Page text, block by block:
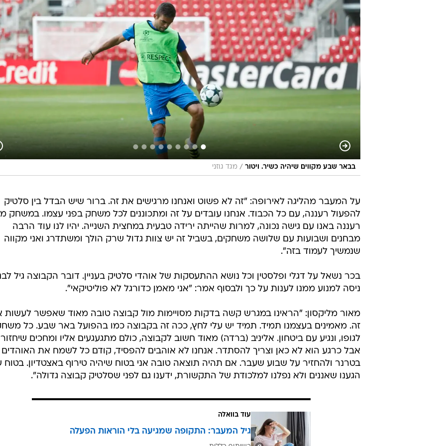
בבאר שבע מקווים שיהיה כשיר. ויטור / מגד גוזני
על המעבר מהליגה לאירופה: "זה לא פשוט ואנחנו מרגישים את זה. ברור שיש הבדל בין סלטיק
להפעול רעננה, עם כל הכבוד. אנחנו עובדים על זה ומתכוננים לכל משחק בפני עצמו. במשחק
רעננה באנו עם גישה נכונה, למרות שהייתה ירידה טבעית במחצית השנייה. יהיו לנו עוד הרבה
מבחנים ושבועות עם שלושה משחקים, בשביל זה יש צוות גדול שרק הולך ומשתדרג ואני מקווה
שנמשיך לעמוד בזה".
בכר נשאל על דגלי ופלסטין וכל נושא ההתעסקות של אוהדי סלטיק בעניין. דובר הקבוצה גיל
ניסה למנוע ממנו לענות על כך ולבסוף אמר: "אני מאמן כדורגל לא פוליטיקאי".
מאור מליקסון: "הראינו במגרש קשה בדקות מסויימות מול קבוצה טובה מאוד שאפשר לעשות
זה. מאמינים בעצמנו תמיד. תמיד יש עלי לחץ, ככה זה בקבוצה כמו בהפועל באר שבע. כל
לגופו, ונגיע עם ביטחון. אליניב (ברדה) מאוד חשוב לקבוצה, כולם מתגעגעים אליו ומחכים שיחזור
אבל כרגע הוא לא כאן וצריך להסתדר. אנחנו לא אוהבים להפסיד, קודם כל לשמח את האוהדים
בטרנר ולהחזיר על שבוע שעבר. אם תהיה תוצאה טובה אני בטוח שיהיה טירוף באצטדיון.
הגענו שאננים ולא נפלנו למלכודת של התקשורת, ידענו גם לפני שסלטיק קבוצה גדולה".
עוד בוואלה
גיל המעבר: התקופה שמגיעה בלי הוראות הפעלה